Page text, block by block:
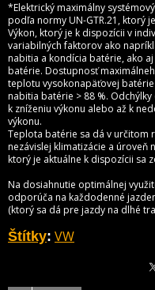
*Elektrický maximálny
podľa normy UN-GTR.21, ktorý
Výkon, ktorý je k dispozícii v
variabilných faktorov ako
nabitia a kondícia batérie, ako
batérie. Dostupnosť
teplotu vysokonapäťovej
nabitia batérie > 88 %.
k zníženiu výkonu alebo až k
výkonu.
Teplota batérie sa dá v určitom
nezávislej klimatizácie a úroveň
ktorý je aktuálne k dispozícii sa
Na dosiahnutie optimálnej
odporúča na každodenné
(ktorý sa dá pre jazdy na dlhé
Štítky: VW